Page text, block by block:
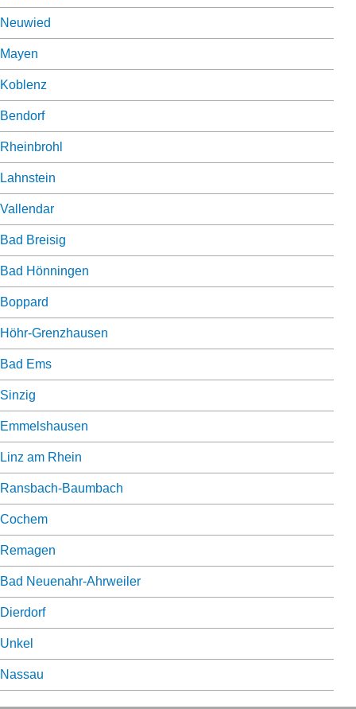
Neuwied
Mayen
Koblenz
Bendorf
Rheinbrohl
Lahnstein
Vallendar
Bad Breisig
Bad Hönningen
Boppard
Höhr-Grenzhausen
Bad Ems
Sinzig
Emmelshausen
Linz am Rhein
Ransbach-Baumbach
Cochem
Remagen
Bad Neuenahr-Ahrweiler
Dierdorf
Unkel
Nassau